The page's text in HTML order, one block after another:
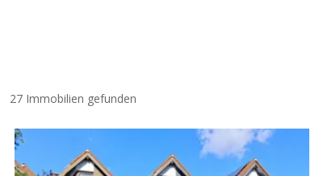
27 Immobilien gefunden